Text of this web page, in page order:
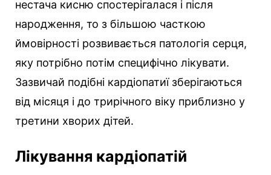
нестача кисню спостерігалася і після
народження, то з більшою часткою
ймовірності розвивається патологія серця,
яку потрібно потім специфічно лікувати.
Зазвичай подібні кардіопатиї зберігаються
від місяця і до трирічного віку приблизно у
третини хворих дітей.
Лікування кардіопатій